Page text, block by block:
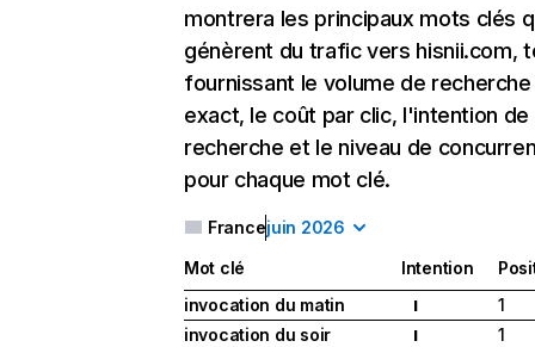
montrera les principaux mots clés
génèrent du trafic vers hisnii.com,
fournissant le volume de recherche
exact, le coût par clic, l'intention de
recherche et le niveau de
pour chaque mot clé.
Francejuin 2026
Mot clé Intention
invocation du matin
I
1
invocation du soir
I
1